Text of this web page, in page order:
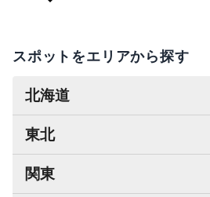
スポットをエリアから探す
北海道
東北
関東